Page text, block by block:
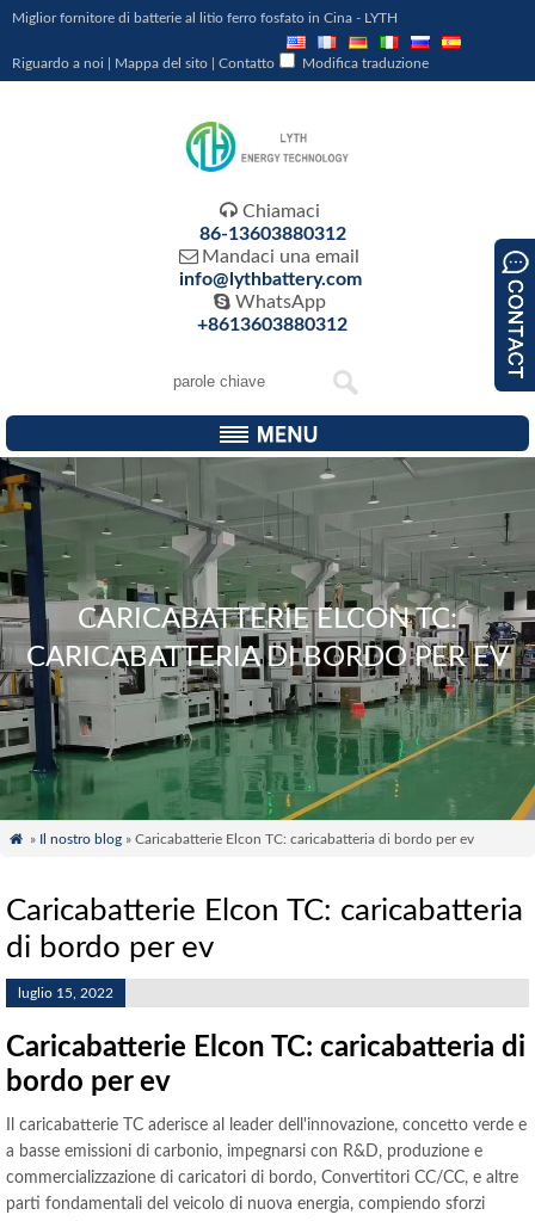
Miglior fornitore di batterie al litio ferro fosfato in Cina - LYTH
Riguardo a noi Mappa del sito Contatto Modifica traduzione
 Chiamaci
86-13603880312
 Mandaci una email
info@lythbattery.com
 WhatsApp
+8613603880312
CARICABATTERIE ELCON TC:
CARICABATTERIA DI BORDO PER EV
 » Il nostro blog» Caricabatterie Elcon TC: caricabatteria di bordo per ev
Caricabatterie Elcon TC: caricabatteria
di bordo per ev
luglio 15, 2022
Caricabatterie Elcon TC: caricabatteria di
bordo per ev
Il caricabatterie TC aderisce al leader dell'innovazione, concetto verde e
a basse emissioni di carbonio, impegnarsi con R&D, produzione e
commercializzazione di caricatori di bordo, Convertitori CC/CC, e altre
parti fondamentali del veicolo di nuova energia, compiendo sforzi